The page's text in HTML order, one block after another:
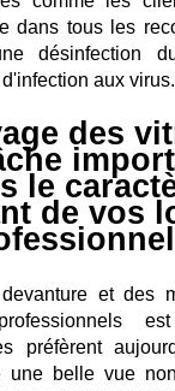
dans tous les
désinfection
aux virus.
des
le
de vos
et des
préfèrent
une belle vue